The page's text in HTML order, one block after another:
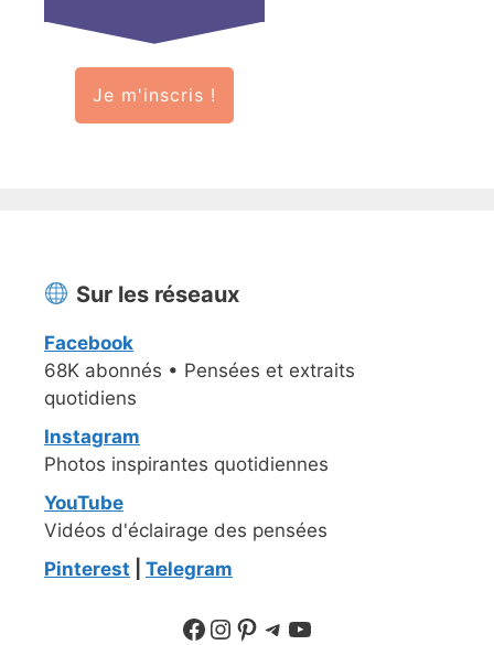
Je m'inscris !
Sur les réseaux
Facebook
68K abonnés • Pensées et extraits
quotidiens
Instagram
Photos inspirantes quotidiennes
YouTube
Vidéos d'éclairage des pensées
Pinterest
Telegram
Suivre sur Facebook
Suivre sur Instagram
Pinterest
Sur Telegram
YouTube